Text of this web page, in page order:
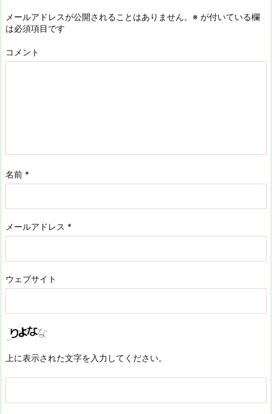
メールアドレスが公開されることはありません。 ※ が付いている欄
は必須項目です
コメント
名前 *
メールアドレス *
ウェブサイト
上に表示された文字を入力してください。